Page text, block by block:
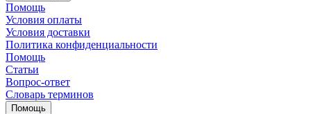
Помощь
Условия оплаты
Условия доставки
Политика конфиденциальности
Помощь
Статьи
Вопрос-ответ
Словарь терминов
Помощь